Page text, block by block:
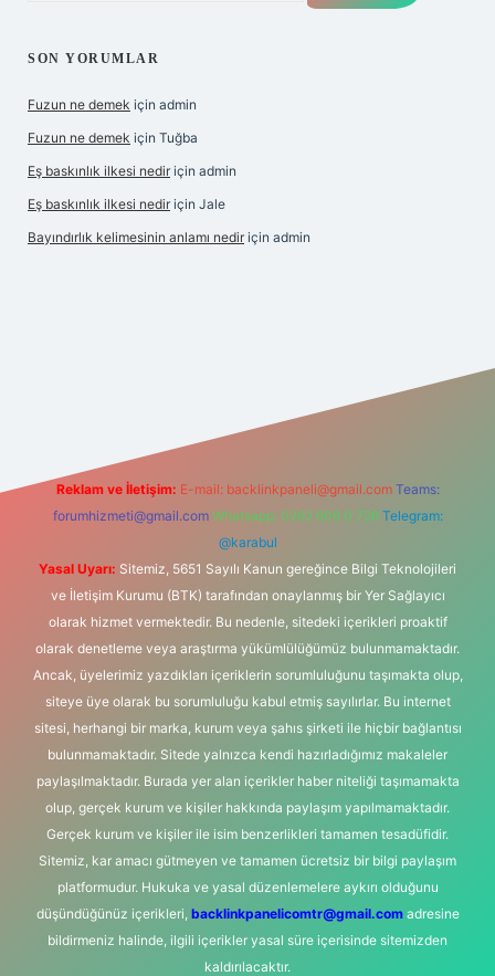
SON YORUMLAR
Fuzun ne demek için admin
Fuzun ne demek için Tuğba
Eş baskınlık ilkesi nedir için admin
Eş baskınlık ilkesi nedir için Jale
Bayındırlık kelimesinin anlamı nedir için admin
Reklam ve İletişim: E-mail: backlinkpaneli@gmail.com Teams:
forumhizmeti@gmail.com Whatsapp: 0262 606 0 726 Telegram:
@karabul
Yasal Uyarı: Sitemiz, 5651 Sayılı Kanun gereğince Bilgi Teknolojileri
ve İletişim Kurumu (BTK) tarafından onaylanmış bir Yer Sağlayıcı
olarak hizmet vermektedir. Bu nedenle, sitedeki içerikleri proaktif
olarak denetleme veya araştırma yükümlülüğümüz bulunmamaktadır.
Ancak, üyelerimiz yazdıkları içeriklerin sorumluluğunu taşımakta olup,
siteye üye olarak bu sorumluluğu kabul etmiş sayılırlar. Bu internet
sitesi, herhangi bir marka, kurum veya şahıs şirketi ile hiçbir bağlantısı
bulunmamaktadır. Sitede yalnızca kendi hazırladığımız makaleler
paylaşılmaktadır. Burada yer alan içerikler haber niteliği taşımamakta
olup, gerçek kurum ve kişiler hakkında paylaşım yapılmamaktadır.
Gerçek kurum ve kişiler ile isim benzerlikleri tamamen tesadüfidir.
Sitemiz, kar amacı gütmeyen ve tamamen ücretsiz bir bilgi paylaşım
platformudur. Hukuka ve yasal düzenlemelere aykırı olduğunu
düşündüğünüz içerikleri, backlinkpanelicomtr@gmail.comadresine
bildirmeniz halinde, ilgili içerikler yasal süre içerisinde sitemizden
kaldırılacaktır.